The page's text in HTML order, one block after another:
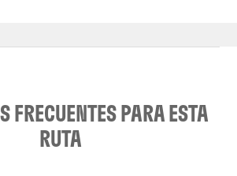
FRECUENTES PARA ESTA
RUTA